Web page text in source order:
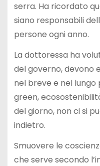
serra. Ha ricordato
siano responsabili
persone ogni anno.
La dottoressa ha
del governo, devono
nel breve e nel lungo
green,
del giorno, non ci si
indietro.
Smuovere le
che serve secondo